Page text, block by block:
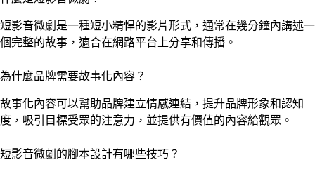
短影音微劇是一種短小精悍的影片形式，通常在幾分鐘內講述一
個完整的故事，適合在網路平台上分享和傳播。
為什麼品牌需要故事化內容？
故事化內容可以幫助品牌建立情感連結，提升品牌形象和認知
度，吸引目標受眾的注意力，並提供有價值的內容給觀眾。
短影音微劇的腳本設計有哪些技巧？